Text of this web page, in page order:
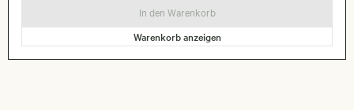
In den Warenkorb
Warenkorb anzeigen